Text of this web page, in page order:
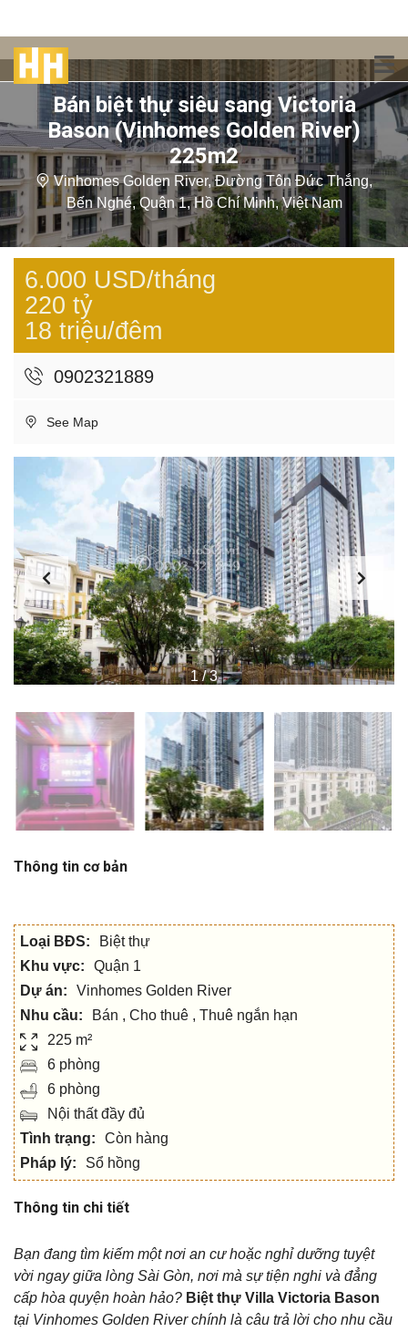
Bán biệt thự siêu sang Victoria
Bason (Vinhomes Golden River)
225m2
Vinhomes Golden River, Đường Tôn Đức Thắng,
Bến Nghé, Quận 1, Hồ Chí Minh, Việt Nam
6.000 USD/tháng
220 tỷ
18 triệu/đêm
0902321889
See Map
1/3
Thông tin cơ bản
Loại BĐS:
Biệt thự
Khu vực:
Quận 1
Dự án:
Vinhomes Golden River
Nhu cầu:
Bán , Cho thuê , Thuê ngắn hạn
225 m²
6 phòng
6 phòng
Nội thất đầy đủ
Tình trạng:
Còn hàng
Pháp lý:
Sổ hồng
Thông tin chi tiết
Bạn đang tìm kiếm một nơi an cư hoặc nghỉ dưỡng tuyệt
vời ngay giữa lòng Sài Gòn, nơi mà sự tiện nghi và đẳng
cấp hòa quyện hoàn hảo? Biệt thự Villa Victoria Bason
tại Vinhomes Golden River chính là câu trả lời cho nhu cầu